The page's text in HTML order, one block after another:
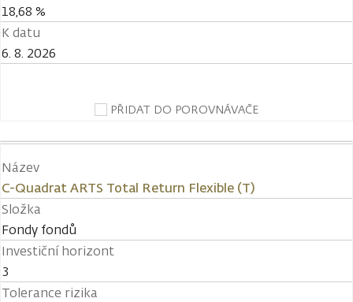
18,68 %
K datu
6. 8. 2026
PŘIDAT DO POROVNÁVAČE
Název
C-Quadrat ARTS Total Return Flexible (T)
Složka
Fondy fondů
Investiční horizont
3
Tolerance rizika